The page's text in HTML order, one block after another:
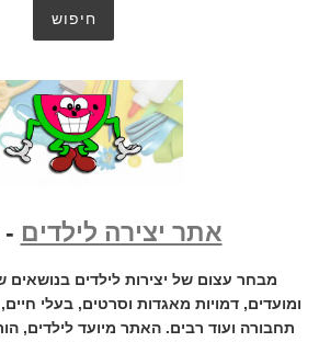
אתר יצירה לילדים
מבחר עצום של יצירות לילדים בנושאים
ומועדים, דמויות מאגדות וסרטים, בעלי
תחבורה ועוד רבים. האתר מיועד לילדים,